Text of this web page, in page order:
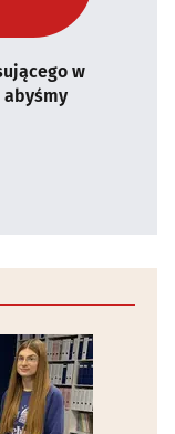
w
abyśmy